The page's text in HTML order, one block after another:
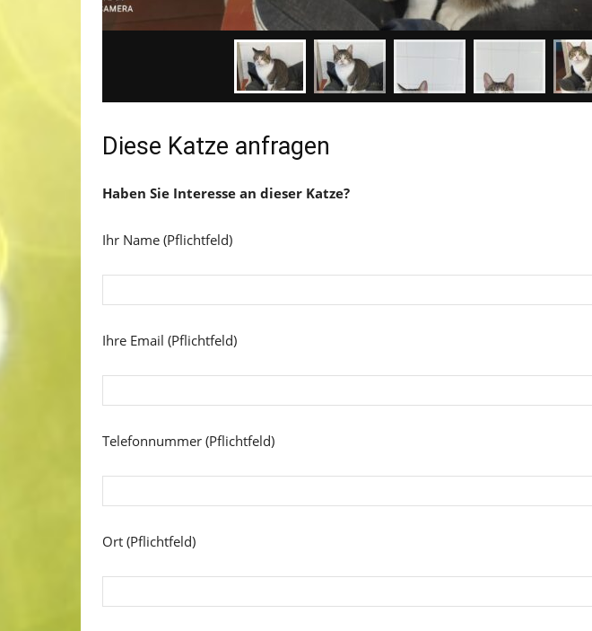
Diese Katze anfragen
Haben Sie Interesse an dieser Katze?
Ihr Name (Pflichtfeld)
Ihre Email (Pflichtfeld)
Telefonnummer (Pflichtfeld)
Ort (Pflichtfeld)